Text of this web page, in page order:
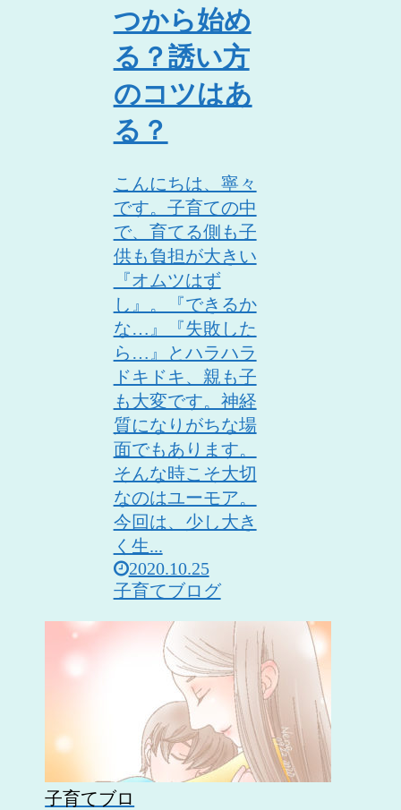
つから始め
る？誘い方
のコツはあ
る？
こんにちは、寧々
です。子育ての中
で、育てる側も子
供も負担が大きい
『オムツはず
し』。『できるか
な…』『失敗した
ら…』とハラハラ
ドキドキ、親も子
も大変です。神経
質になりがちな場
面でもあります。
そんな時こそ大切
なのはユーモア。
今回は、少し大き
く生...
2020.10.25
子育てブログ
子育てブロ